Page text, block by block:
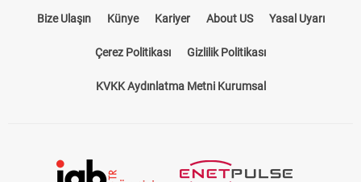
Bize Ulaşın Künye Kariyer About US Yasal Uyarı
Çerez Politikası Gizlilik Politikası
KVKK Aydınlatma Metni Kurumsal